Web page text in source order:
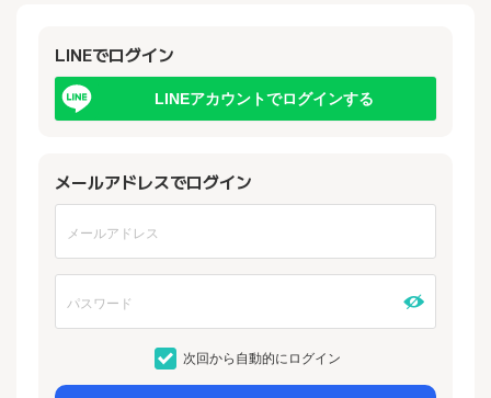
LINEでログイン
LINEアカウントでログインする
メールアドレスでログイン
次回から自動的にログイン